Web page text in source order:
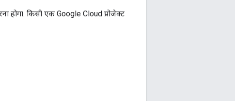
होगा. किसी एक Google Cloud प्रोजेक्ट